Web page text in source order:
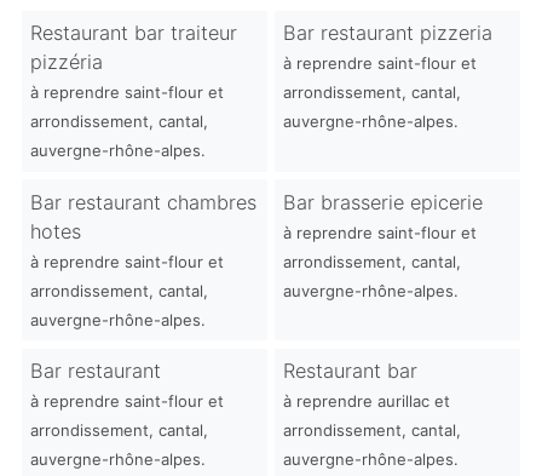
Restaurant bar traiteur
pizzéria
à reprendre saint-flour et
arrondissement, cantal,
auvergne-rhône-alpes.
Bar restaurant pizzeria
à reprendre saint-flour et
arrondissement, cantal,
auvergne-rhône-alpes.
Bar restaurant chambres
hotes
à reprendre saint-flour et
arrondissement, cantal,
auvergne-rhône-alpes.
Bar brasserie epicerie
à reprendre saint-flour et
arrondissement, cantal,
auvergne-rhône-alpes.
Bar restaurant
à reprendre saint-flour et
arrondissement, cantal,
auvergne-rhône-alpes.
Restaurant bar
à reprendre aurillac et
arrondissement, cantal,
auvergne-rhône-alpes.